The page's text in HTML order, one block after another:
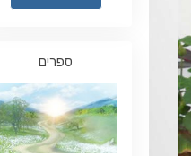
ילדים
כלים למקום העבודה
אתיקה ומצבי הפעולה
הגורם לדיכוי
ספרים